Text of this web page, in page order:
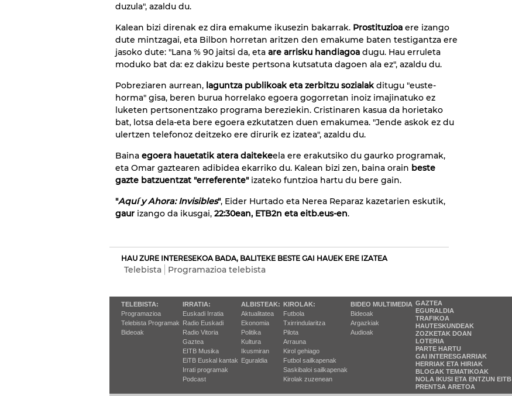
duzula", azaldu du.
Kalean bizi direnak ez dira emakume ikusezin bakarrak. Prostituzioa ere izango
dute mintzagai, eta Bilbon horretan aritzen den emakume baten testigantza ere
jasoko dute: "Lana % 90 jaitsi da, eta are arrisku handiagoa dugu. Hau erruleta
moduko bat da: ez dakizu beste pertsona kutsatuta dagoen ala ez", azaldu du.
Pobreziaren aurrean, laguntza publikoak eta zerbitzu sozialakditugu "euste-
horma" gisa, beren burua horrelako egoera gogorretan inoiz imajinatuko ez
luketen pertsonentzako programa bereziekin. Cristinaren kasua da horietako
bat, lotsa dela-eta bere egoera ezkutatzen duen emakumea. "Jende askok ez du
ulertzen telefonoz deitzeko ere dirurik ez izatea", azaldu du.
Baina egoera hauetatik atera daitekeela ere erakutsiko du gaurko programak,
eta Omar gaztearen adibidea ekarriko du. Kalean bizi zen, baina orain beste
gazte batzuentzat "erreferente"izateko funtzioa hartu du bere gain.
"Aquí y Ahora: Invisibles", Eider Hurtado eta Nerea Reparaz kazetarien eskutik,
gaur izango da ikusgai, 22:30ean, ETB2n eta eitb.eus-en.
HAU ZURE INTERESEKOA BADA, BALITEKE BESTE GAI HAUEK ERE IZATEA
Telebista Programazioa telebista
TELEBISTA:
Programazioa
Telebista Programak
Bideoak
IRRATIA:
Euskadi Irratia
Radio Euskadi
Radio Vitoria
Gaztea
EITB Musika
EiTB Euskal kantak
Irrati programak
Podcast
ALBISTEAK:
Aktualitatea
Ekonomia
Politika
Kultura
Ikusmiran
Eguraldia
KIROLAK:
Futbola
Txirrindularitza
Pilota
Arrauna
Kirol gehiago
Futbol sailkapenak
Saskibaloi sailkapenak
Kirolak zuzenean
BIDEO MULTIMEDIA
Bideoak
Argazkiak
Audioak
GAZTEA
EGURALDIA
TRAFIKOA
HAUTESKUNDEAK
ZOZKETAK DOAN
LOTERIA
PARTE HARTU
GAI INTERESGARRIAK
HERRIAK ETA HIRIAK
BLOGAK TEMATIKOAK
NOLA IKUSI ETA ENTZUN EITB
PRENTSA ARETOA